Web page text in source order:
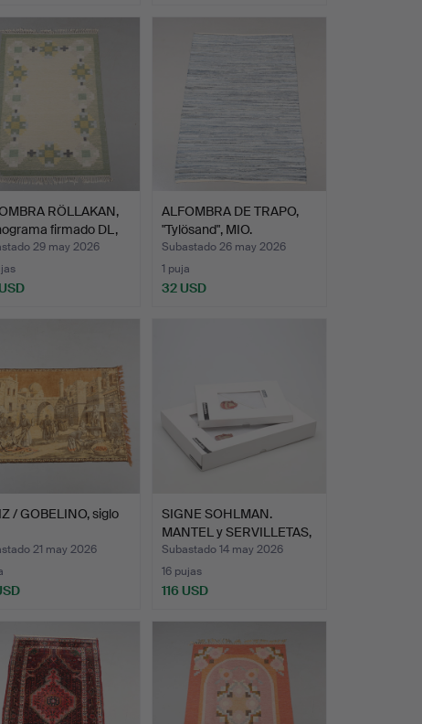
RÖLLAKAN,
firmado DL,
29 may 2026
ALFOMBRA DE TRAPO,
"Tylösand", MIO.
Subastado 26 may 2026
1 puja
32 USD
/ GOBELINO, siglo
21 may 2026
SIGNE SOHLMAN.
MANTEL y SERVILLETAS,
5 pie…
Subastado 14 may 2026
16 pujas
116 USD